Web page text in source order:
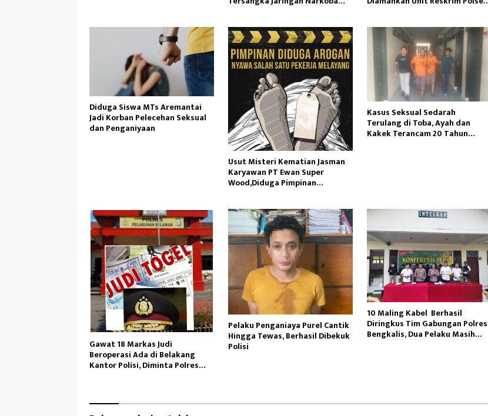
Diduga Siswa MTs Aremantai
Jadi Korban Pelecehan Seksual
dan Penganiyaan
Usut Misteri Kematian Jasman
Karyawan PT Ewan Super
Wood,Diduga Pimpinan
Kasus Seksual Sedarah
Terulang di Toba, Ayah dan
Kakek Terancam 20 Tahun
Gawat 18 Markas Judi
Beroperasi Ada di Belakang
Kantor Polisi, Diminta Polres
Pelaku Penganiaya Purel Cantik
Hingga Tewas, Berhasil Dibekuk
Polisi
10 Maling Kabel Berhasil
Diringkus Tim Gabungan Polres
Bengkalis, Dua Pelaku Masih